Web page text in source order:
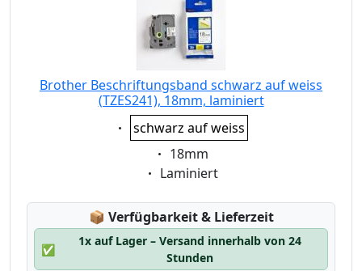
Brother Beschriftungsband schwarz auf weiss
(TZES241), 18mm, laminiert
Eigenschaft:
schwarz auf weiss
Eigenschaft:
18mm
Eigenschaft:
Laminiert
📦 Lagerstatus:
Verfügbarkeit & Lieferzeit
✅
1x auf Lager – Versand innerhalb von 24
Stunden